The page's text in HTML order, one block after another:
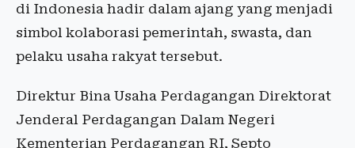
di Indonesia hadir dalam ajang yang menjadi
simbol kolaborasi pemerintah, swasta, dan
pelaku usaha rakyat tersebut.
Direktur Bina Usaha Perdagangan Direktorat
Jenderal Perdagangan Dalam Negeri
Kementerian Perdagangan RI, Septo